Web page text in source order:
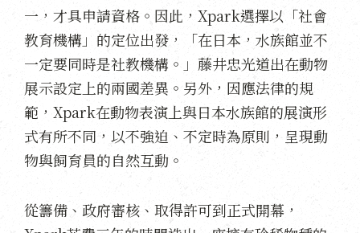
一，才具申請資格。因此，Xpark選擇以「社會
教育機構」的定位出發，「在日本，水族館並不
一定要同時是社教機構。」藤井忠光道出在動物
展示設定上的兩國差異。另外，因應法律的規
範，Xpark在動物表演上與日本水族館的展演形
式有所不同，以不強迫、不定時為原則，呈現動
物與飼育員的自然互動。
從籌備、政府審核、取得許可到正式開幕，